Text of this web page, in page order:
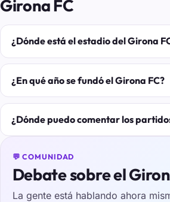
Girona FC
¿Dónde está el estadio del Girona
¿En qué año se fundó el Girona FC?
¿Dónde puedo comentar los
💬 COMUNIDAD
Debate sobre el
La gente está hablando ahora